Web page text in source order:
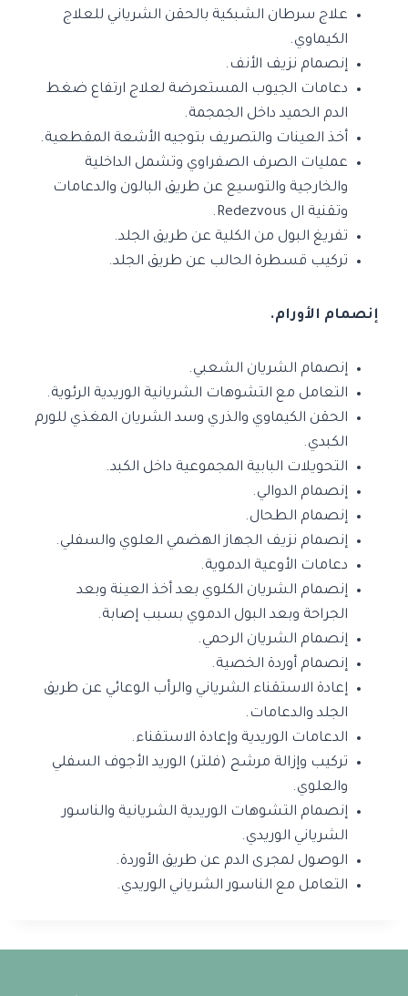
علاج سرطان الشبكية بالحقن الشرياني للعلاج
الكيماوي.
إنصمام نزيف الأنف.
دعامات الجيوب المستعرضة لعلاج ارتفاع ضغط
الدم الحميد داخل الجمجمة.
أخذ العينات والتصريف بتوجيه الأشعة المقطعية.
عمليات الصرف الصفراوي وتشمل الداخلية
والخارجية والتوسيع عن طريق البالون والدعامات
وتقنية ال Redezvous.
تفريغ البول من الكلية عن طريق الجلد.
تركيب قسطرة الحالب عن طريق الجلد.
إنصمام الأورام.
إنصمام الشريان الشعبي.
التعامل مع التشوهات الشريانية الوريدية الرئوية.
الحقن الكيماوي والذري وسد الشريان المغذي للورم
الكبدي.
التحويلات البابية المجموعية داخل الكبد.
إنصمام الدوالي.
إنصمام الطحال.
إنصمام نزيف الجهاز الهضمي العلوي والسفلي.
دعامات الأوعية الدموية.
إنصمام الشريان الكلوي بعد أخذ العينة وبعد
الجراحة وبعد البول الدموي بسبب إصابة.
إنصمام الشريان الرحمي.
إنصمام أوردة الخصية.
إعادة الاستقناء الشرياني والرأب الوعائي عن طريق
الجلد والدعامات.
الدعامات الوريدية وإعادة الاستقناء.
تركيب وإزالة مرشح (فلتر) الوريد الأجوف السفلي
والعلوي.
إنصمام التشوهات الوريدية الشريانية والناسور
الشرياني الوريدي.
الوصول لمجرى الدم عن طريق الأوردة.
التعامل مع الناسور الشرياني الوريدي.